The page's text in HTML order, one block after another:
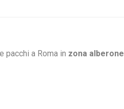
pacchi a Roma in zona alberone